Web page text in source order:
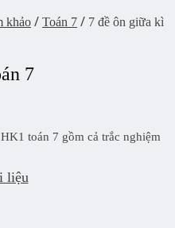
khảo / Toán 7 / 7 đề ôn giữa kì
7
toán 7 gồm cả trắc nghiệm
liệu